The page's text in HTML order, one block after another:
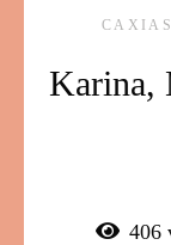
Karina,
406